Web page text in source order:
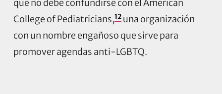
que no debe confundirse con el American
College of Pediatricians,12una organización
con un nombre engañoso que sirve para
promover agendas anti-LGBTQ.